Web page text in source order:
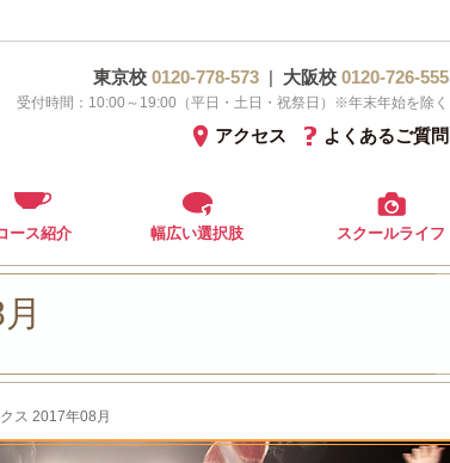
東京校 0120-778-573 | 大阪校 0120-726-555
受付時間：10:00～19:00（平日・土日・祝祭日）※年末年始を除く
よくあるご質問
アクセス
ース紹介 幅広い選択肢 スクールライフ
ス 2017年08月